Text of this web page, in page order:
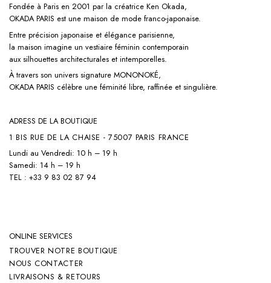
Fondée à Paris en 2001 par la créatrice Ken Okada,
OKADA PARIS est une maison de mode franco-japonaise.
Entre précision japonaise et élégance parisienne,
la maison imagine un vestiaire féminin contemporain
aux silhouettes architecturales et intemporelles.
À travers son univers signature MONONOKÉ,
OKADA PARIS célèbre une féminité libre, raffinée et singulière.
ADRESS DE LA BOUTIQUE
1 BIS RUE DE LA CHAISE - 75007 PARIS FRANCE
Lundi au Vendredi: 10 h – 19 h
Samedi: 14 h – 19 h
TEL : +33 9 83 02 87 94
ONLINE SERVICES
TROUVER NOTRE BOUTIQUE
NOUS CONTACTER
LIVRAISONS & RETOURS